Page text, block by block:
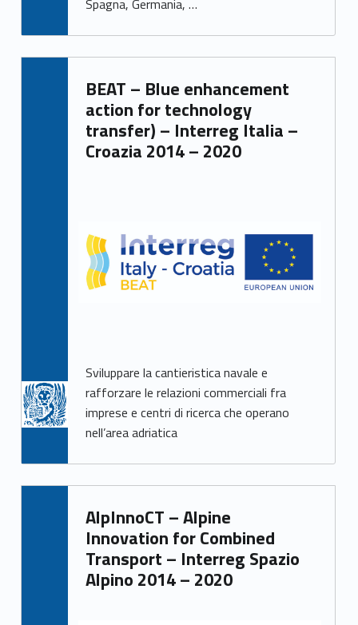
Spagna, Germania, …
BEAT – Blue enhancement
action for technology
transfer) – Interreg Italia –
Croazia 2014 – 2020
Sviluppare la cantieristica navale e
rafforzare le relazioni commerciali fra
imprese e centri di ricerca che operano
nell’area adriatica
AlpInnoCT – Alpine
Innovation for Combined
Transport – Interreg Spazio
Alpino 2014 – 2020